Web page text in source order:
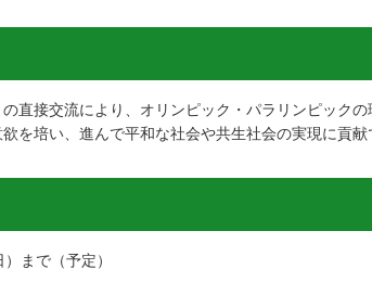
直接交流により、オリンピック・パラリンピック
を培い、進んで平和な社会や共生社会の実現に貢
まで（予定）